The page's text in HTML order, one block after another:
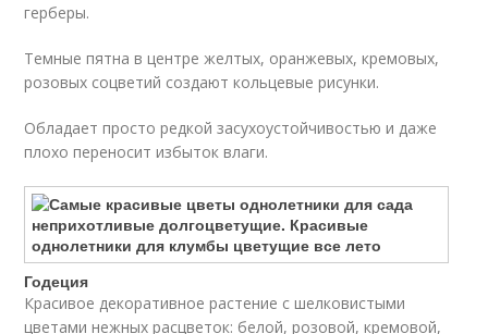
герберы.
Темные пятна в центре желтых, оранжевых, кремовых,
розовых соцветий создают кольцевые рисунки.
Обладает просто редкой засухоустойчивостью и даже
плохо переносит избыток влаги.
Годеция
Красивое декоративное растение с шелковистыми
цветами нежных расцветок: белой, розовой, кремовой,